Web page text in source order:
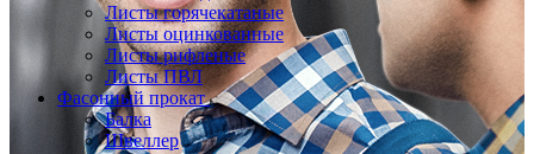
Листы горячекатаные
Листы оцинкованные
Листы рифленые
Листы ПВЛ
Фасонный прокат
Балка
Швеллер